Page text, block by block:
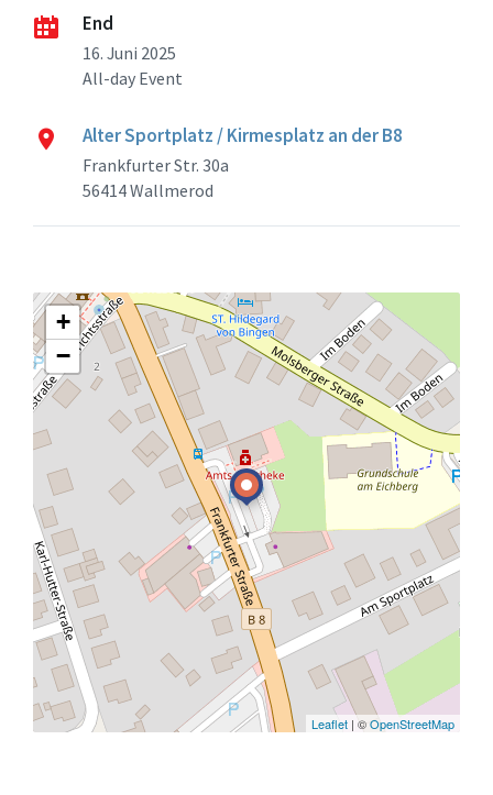
End
16. Juni 2025
All-day Event
Alter Sportplatz / Kirmesplatz an der B8
Frankfurter Str. 30a
56414 Wallmerod
+
−
Leaflet | ©OpenStreetMap